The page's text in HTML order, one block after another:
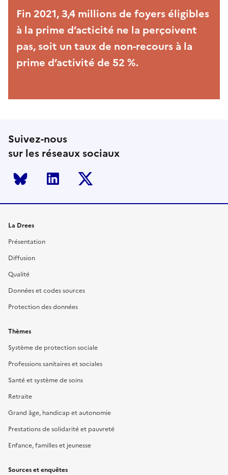
Fin 2021, 3,4 millions de foyers éligibles
à la prime d’acticité ne la perçoivent
pas, soit un taux de non-recours à la
prime d’activité de 52 %.
Suivez-nous
sur les réseaux sociaux
Bluesky LinkedIn
La Drees
Présentation
Diffusion
Qualité
Données et codes sources
Protection des données
Thèmes
Système de protection sociale
Professions sanitaires et sociales
Santé et système de soins
Retraite
Grand âge, handicap et autonomie
Prestations de solidarité et pauvreté
Enfance, familles et jeunesse
Sources et enquêtes